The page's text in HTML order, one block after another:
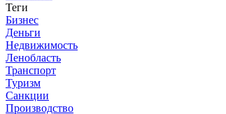
Теги
Бизнес
Деньги
Недвижимость
Ленобласть
Транспорт
Туризм
Санкции
Производство